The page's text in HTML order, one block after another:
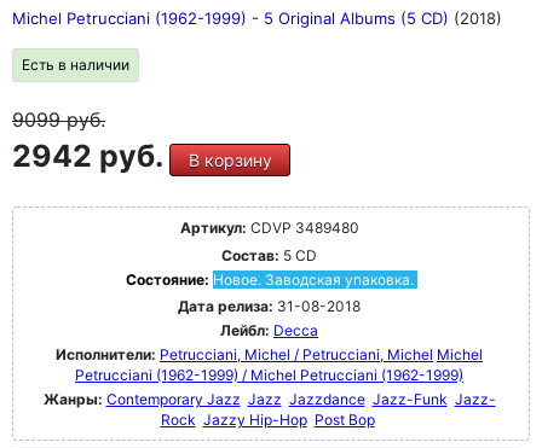
Michel Petrucciani (1962-1999) - 5 Original Albums (5 CD) (2018)
Есть в наличии
9099руб.
2942 руб. В корзину
Артикул: CDVP 3489480
Состав: 5 CD
Состояние: Новое. Заводская упаковка.
Дата релиза: 31-08-2018
Лейбл: Decca
Исполнители: Petrucciani, Michel / Petrucciani, Michel Michel
Petrucciani (1962-1999) / Michel Petrucciani (1962-1999)
Жанры: Contemporary Jazz Jazz Jazzdance Jazz-Funk Jazz-
Rock Jazzy Hip-Hop Post Bop